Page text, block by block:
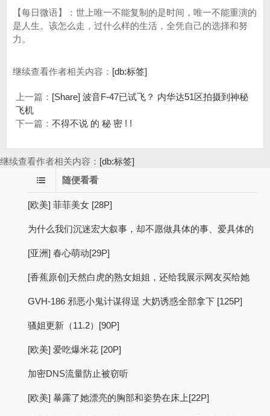
【每日微语】：世上唯一不能复制的是时间，唯一不能重演的
是人生。该怎么走，过什么样的生活，全凭自己的选择和努
力。
继续查看作者相关内容： [db:标签]
上一篇： [Share] 波音F-47已试飞？ 内华达51区拍摄到神秘
飞机
下一篇： 不得不说 的 秘 密 ! !
继续查看作者相关内容： [db:标签]
随便看看
[欧美] 菲菲美女 [28P]
为什么我们沉迷宏大叙事，却不愿做具体的事、爱具体的
[亚洲] 春心萌动[29P]
[香蕉原创]天然白虎的熟女姐姐，还给我展示网友买给她
GVH-186 邪恶小鬼计谋得逞 大奶诱惑全部拿下 [125P]
骚姐更新（11.2）[90P]
[欧美] 爱吃爆米花 [20P]
加密DNS流量防止被窃听
[欧美] 暴露了她漂亮的胸部和姿势在床上[22P]